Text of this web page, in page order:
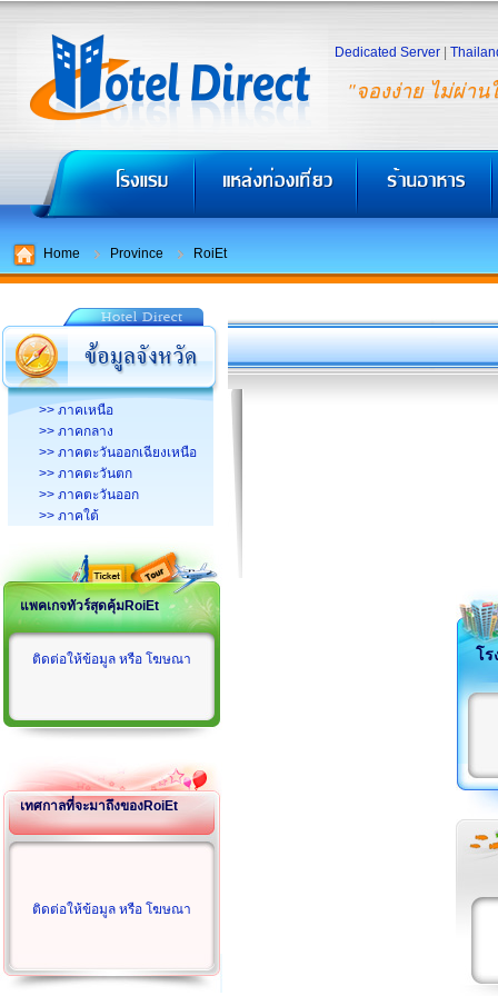
"จองง่าย ไม่ผ่าน
Dedicated Server
Home Province RoiEt
>> ภาคเหนือ
>> ภาคกลาง
>> ภาคตะวันออกเฉียงเหนือ
>> ภาคตะวันตก
>> ภาคตะวันออก
>> ภาคใต้
แพคเกจทัวร์สุดคุ้มRoiEt
ติดต่อให้ข้อมูล หรือ โฆษณา
เทศกาลที่จะมาถึงของRoiEt
ติดต่อให้ข้อมูล หรือ โฆษณา
โร